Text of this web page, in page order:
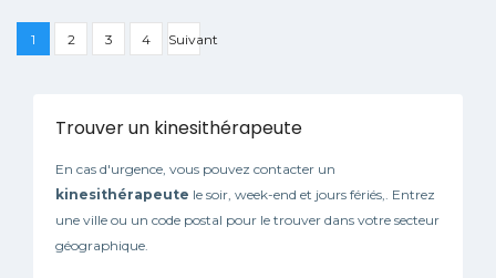
1 2 3 4 Suivant
Trouver un kinesithérapeute
En cas d'urgence, vous pouvez contacter un
kinesithérapeute le soir, week-end et jours fériés,. Entrez
une ville ou un code postal pour le trouver dans votre secteur
géographique.